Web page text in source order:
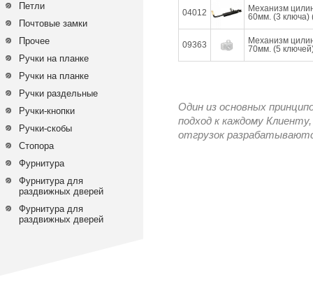
Петли
Почтовые замки
Прочее
Ручки на планке
Ручки на планке
Ручки раздельные
Ручки-кнопки
Ручки-скобы
Стопора
Фурнитура
Фурнитура для
раздвижных дверей
Фурнитура для
раздвижных дверей
04012
Механизм
60мм. (3 ключа)
09363
Механизм
70мм. (5
Один из основных
подход к каждому
отгрузок